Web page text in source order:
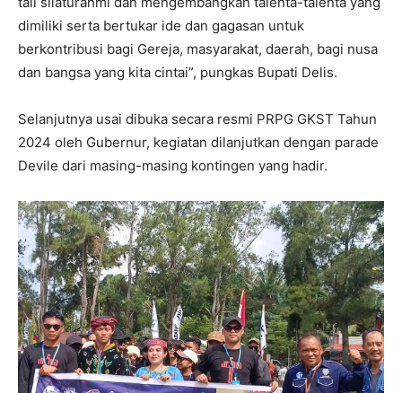
dimiliki serta bertukar ide dan gagasan untuk
berkontribusi bagi Gereja, masyarakat, daerah, bagi nusa
dan bangsa yang kita cintai”, pungkas Bupati Delis.
Selanjutnya usai dibuka secara resmi PRPG GKST Tahun
2024 oleh Gubernur, kegiatan dilanjutkan dengan parade
Devile dari masing-masing kontingen yang hadir.